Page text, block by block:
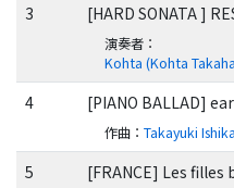
3 [HARD SONATA ]
演奏者 ：
Kohta (Kohta
4 [PIANO BALLAD]
作曲 ：Takayuki
5 [FRANCE] Les filles